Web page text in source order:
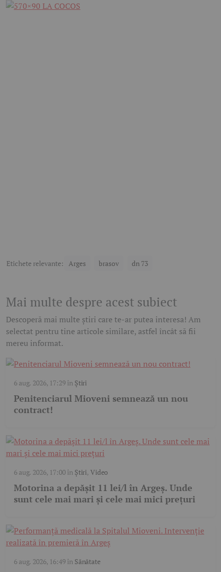
Etichete relevante: Arges brasov dn 73
Mai multe despre acest subiect
Descoperă mai multe știri care te-ar putea interesa! Am
selectat pentru tine articole similare, astfel încât să fii
mereu informat.
6 aug. 2026, 17:29în Știri
Penitenciarul Mioveni semnează un nou
contract!
6 aug. 2026, 17:00în Știri,Video
Motorina a depășit 11 lei/l în Argeș. Unde
sunt cele mai mari și cele mai mici prețuri
6 aug. 2026, 16:49în Sănătate